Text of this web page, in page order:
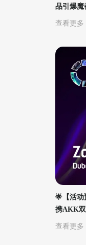
品引爆魔
查看更多
🌟【活动
携AKK
查看更多